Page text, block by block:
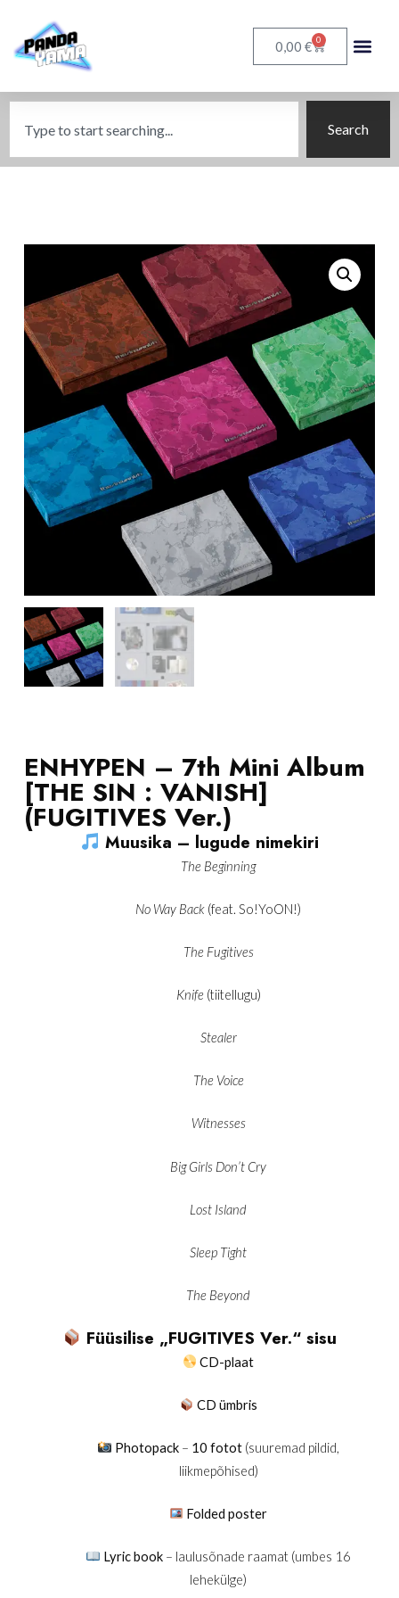
0,00 € 0
Search
ENHYPEN – 7th Mini Album
[THE SIN : VANISH]
(FUGITIVES Ver.)
Muusika – lugude nimekiri
The Beginning
No Way Back (feat. So!YoON!)
The Fugitives
Knife(tiitellugu)
Stealer
The Voice
Witnesses
Big Girls Don’t Cry
Lost Island
Sleep Tight
The Beyond
Füüsilise „FUGITIVES Ver.“ sisu
CD-plaat
CD ümbris
Photopack– 10 fotot(suuremad pildid,
liikmepõhised)
Folded poster
Lyric book– laulusõnade raamat (umbes 16
lehekülge)